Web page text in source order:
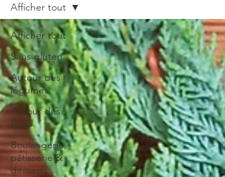
Afficher tout
Sans gluten
Autour des
légumes
Autour des
fruits
Boulangerie,
pâtisserie &
desserts
Afficher tout